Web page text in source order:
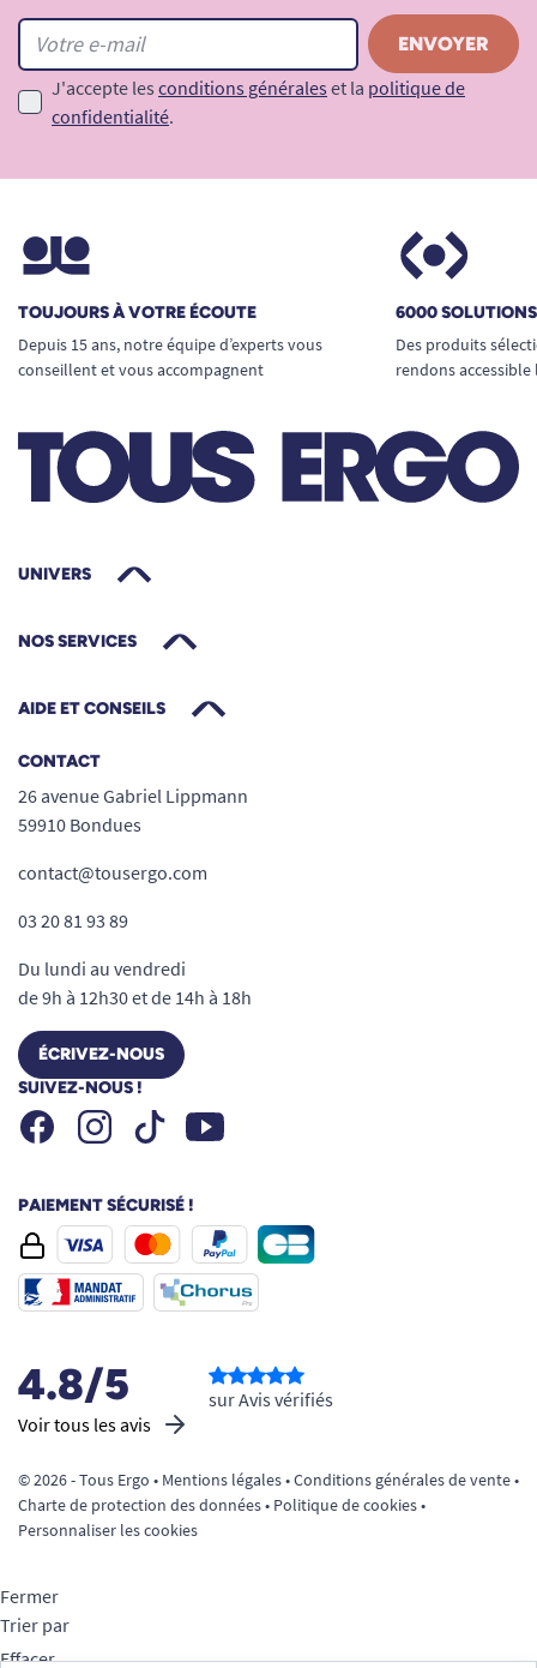
J'accepte les conditions générales et la politique de
confidentialité.
TOUJOURS À VOTRE ÉCOUTE
Depuis 15 ans, notre équipe d’experts vous
conseillent et vous accompagnent
6000
Des produits
rendons
UNIVERS
NOS SERVICES
AIDE ET CONSEILS
CONTACT
26 avenue Gabriel Lippmann
59910 Bondues
contact@tousergo.com
03 20 81 93 89
Du lundi au vendredi
de 9h à 12h30 et de 14h à 18h
ÉCRIVEZ-NOUS
SUIVEZ-NOUS !
FacebookInstagramTiktok Youtube
PAIEMENT SÉCURISÉ !
4.8/5
Voir tous les avis
sur Avis vérifiés
© 2026 - Tous Ergo • Mentions légales•Conditions générales de vente•
Charte de protection des données• Politique de cookies•
Personnaliser les cookies
Fermer
Trier par
Effacer